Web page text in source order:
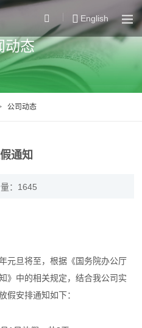
English
动态
公司动态
通知
：1645
旦将至，根据《国务院办公厅
》中的相关规定，结合我公司实
假安排通知如下：